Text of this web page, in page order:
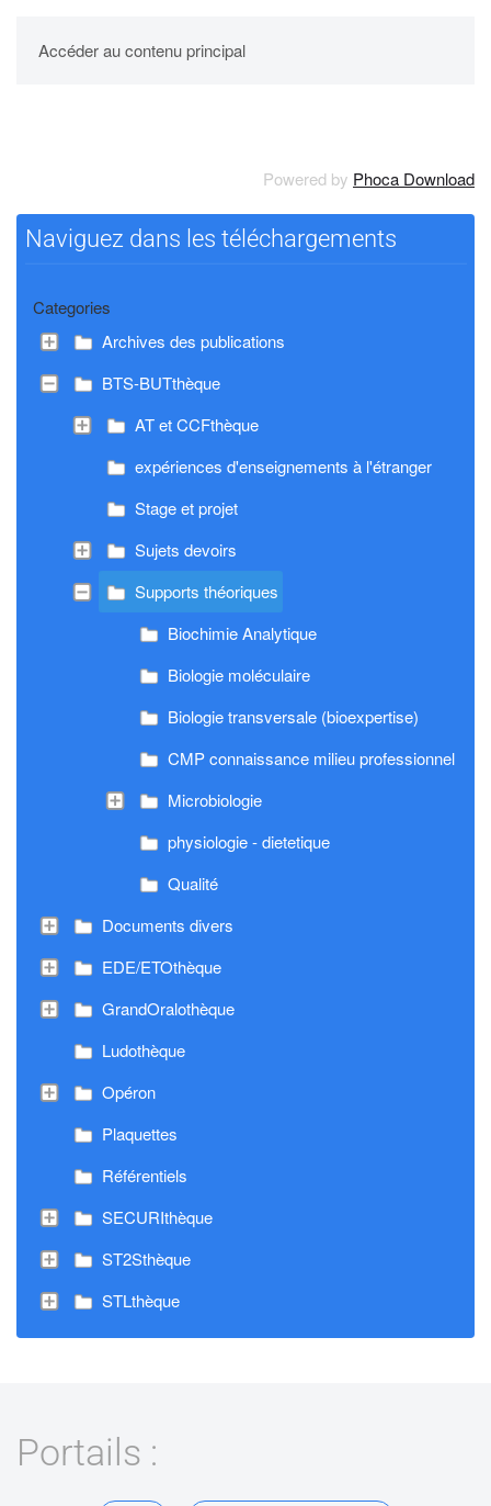
Accéder au contenu principal
UPBM
Powered by Phoca Download
Naviguez dans les téléchargements
Categories
Archives des publications
BTS-BUTthèque
AT et CCFthèque
expériences d'enseignements à l'étranger
Stage et projet
Sujets devoirs
Supports théoriques
Biochimie Analytique
Biologie moléculaire
Biologie transversale (bioexpertise)
CMP connaissance milieu professionnel
Microbiologie
physiologie - dietetique
Qualité
Documents divers
EDE/ETOthèque
GrandOralothèque
Ludothèque
Opéron
Plaquettes
Référentiels
SECURIthèque
ST2Sthèque
STLthèque
Portails :